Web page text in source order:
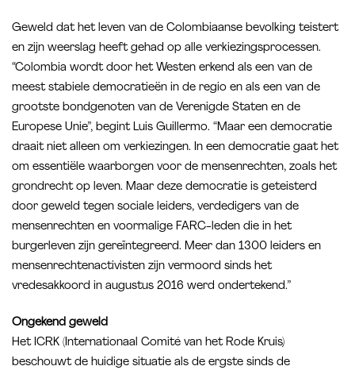
Geweld dat het leven van de Colombiaanse bevolking teistert
en zijn weerslag heeft gehad op alle verkiezingsprocessen.
“Colombia wordt door het Westen erkend als een van de
meest stabiele democratieën in de regio en als een van de
grootste bondgenoten van de Verenigde Staten en de
Europese Unie”, begint Luis Guillermo. “Maar een democratie
draait niet alleen om verkiezingen. In een democratie gaat het
om essentiële waarborgen voor de mensenrechten, zoals het
grondrecht op leven. Maar deze democratie is geteisterd
door geweld tegen sociale leiders, verdedigers van de
mensenrechten en voormalige FARC-leden die in het
burgerleven zijn gereïntegreerd. Meer dan 1300 leiders en
mensenrechtenactivisten zijn vermoord sinds het
vredesakkoord in augustus 2016 werd ondertekend.”
Ongekend geweld
Het ICRK (Internationaal Comité van het Rode Kruis)
beschouwt de huidige situatie als de ergste sinds de